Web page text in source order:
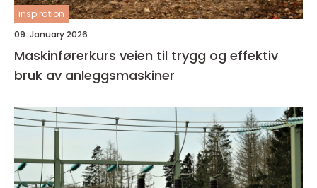
inspiration
09. January 2026
Maskinførerkurs veien til trygg og effektiv
bruk av anleggsmaskiner